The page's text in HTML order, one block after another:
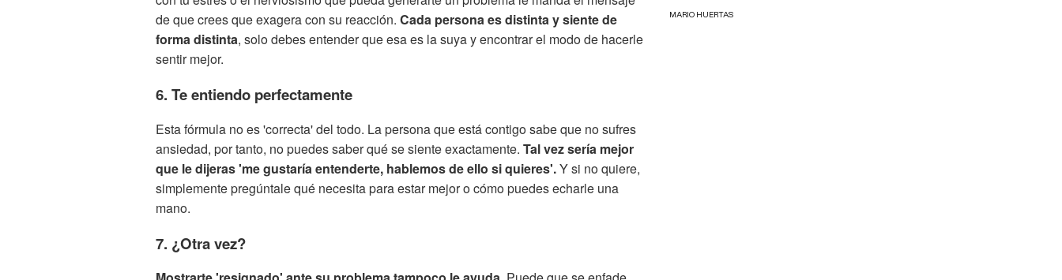
de que crees que exagera con su reacción. Cada persona es distinta y siente de
forma distinta, solo debes entender que esa es la suya y encontrar el modo de hacerle
sentir mejor.
6. Te entiendo perfectamente
Esta fórmula no es 'correcta' del todo. La persona que está contigo sabe que no sufres
ansiedad, por tanto, no puedes saber qué se siente exactamente. Tal vez sería mejor
que le dijeras 'me gustaría entenderte, hablemos de ello si quieres'.Y si no quiere,
simplemente pregúntale qué necesita para estar mejor o cómo puedes echarle una
mano.
7. ¿Otra vez?
MARIO HUERTAS